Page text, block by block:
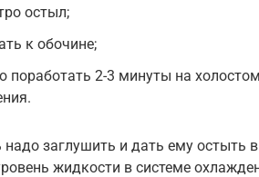
остыл;
к обочине;
поработать 2-3 минуты на
надо заглушить и дать ему остыть
жидкости в системе